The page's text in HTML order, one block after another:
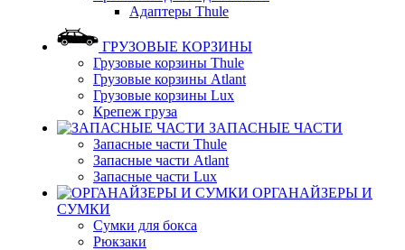
Адаптеры Thule
ГРУЗОВЫЕ КОРЗИНЫ
Грузовые корзины Thule
Грузовые корзины Atlant
Грузовые корзины Lux
Крепеж груза
ЗАПАСНЫЕ ЧАСТИ
Запасные части Thule
Запасные части Atlant
Запасные части Lux
ОРГАНАЙЗЕРЫ И
СУМКИ
Сумки для бокса
Рюкзаки